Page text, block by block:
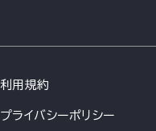
利用規約
プライバシーポリシー